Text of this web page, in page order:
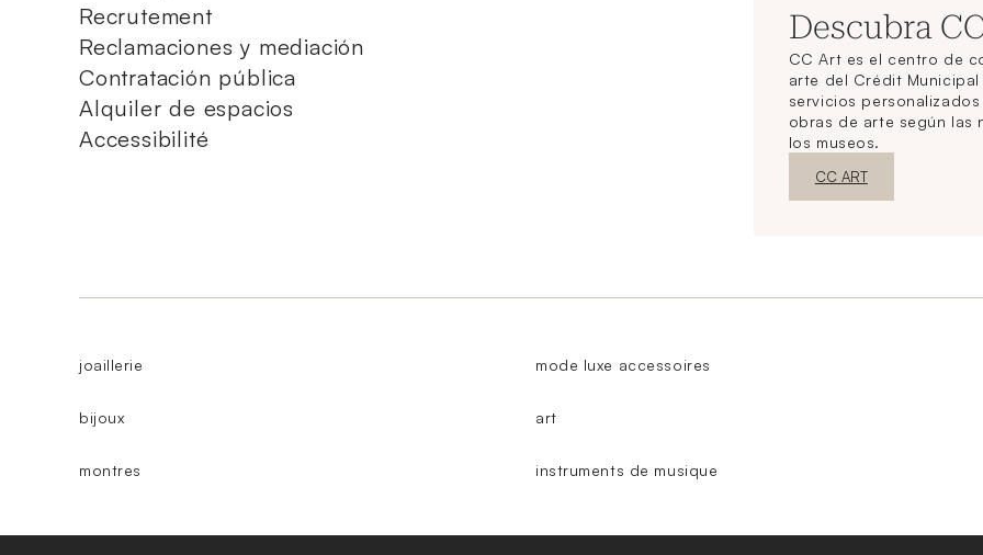
Recrutement
Reclamaciones y mediación
Contratación pública
Alquiler de espacios
Accessibilité
Descubra
CC Art es el centro de
arte del Crédit
servicios
obras de arte según las
los museos.
Nueva ventanaDescubrir
CC ART
joaillerie
bijoux
montres
mode luxe accessoires
art
instruments de musique